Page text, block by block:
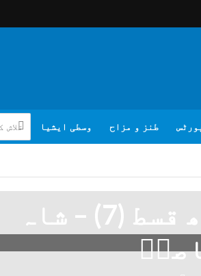
طنز و مزاح وسطی ایشیا
داستانِ حج 1440 ھ قسط (7) – شاہ